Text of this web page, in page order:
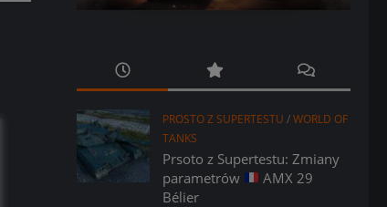
PROSTO Z SUPERTESTU /WORLD OF
TANKS
Prsoto z Supertestu: Zmiany
parametrów
AMX 29
Bélier